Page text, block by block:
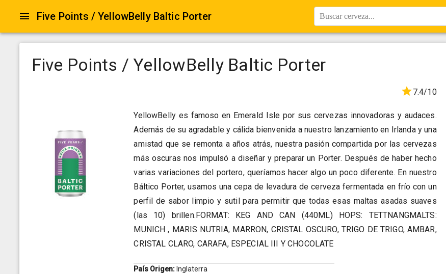
Five Points / YellowBelly Baltic Porter Buscar cerveza...
Five Points / YellowBelly Baltic Porter
7.4/10
YellowBelly es famoso en Emerald Isle por sus cervezas innovadoras y audaces.
Además de su agradable y cálida bienvenida a nuestro lanzamiento en Irlanda y una
amistad que se remonta a años atrás, nuestra pasión compartida por las cervezas
más oscuras nos impulsó a diseñar y preparar un Porter. Después de haber hecho
varias variaciones del portero, queríamos hacer algo un poco diferente. En nuestro
Báltico Porter, usamos una cepa de levadura de cerveza fermentada en frío con un
perfil de sabor limpio y sutil para permitir que todas esas maltas asadas suaves
(las 10) brillen.FORMAT: KEG AND CAN (440ML) HOPS: TETTNANGMALTS:
MUNICH , MARIS NUTRIA, MARRON, CRISTAL OSCURO, TRIGO DE TRIGO, AMBAR,
CRISTAL CLARO, CARAFA, ESPECIAL III Y CHOCOLATE
País Origen: Inglaterra